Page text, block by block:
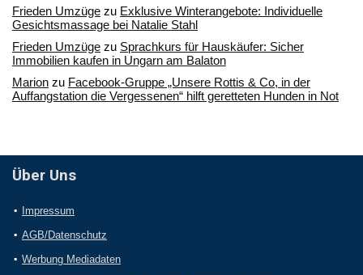
Frieden Umzüge zu Exklusive Winterangebote: Individuelle
Gesichtsmassage bei Natalie Stahl
Frieden Umzüge zu Sprachkurs für Hauskäufer: Sicher
Immobilien kaufen in Ungarn am Balaton
Marion zu Facebook-Gruppe „Unsere Rottis & Co, in der
Auffangstation die Vergessenen“ hilft geretteten Hunden in Not
Über Uns
Impressum
AGB/Datenschutz
Werbung Mediadaten